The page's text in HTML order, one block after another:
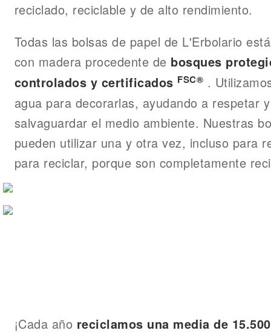
reciclado, reciclable y de alto rendimiento.
Todas las bolsas de papel de L'Erbolario
con madera procedente de bosques
controlados y certificados FSC® .
agua para decorarlas, ayudando a respetar y
salvaguardar el medio ambiente. Nuestras
pueden utilizar una y otra vez, incluso para
para reciclar, porque son completamente
¡Cada año reciclamos una media de